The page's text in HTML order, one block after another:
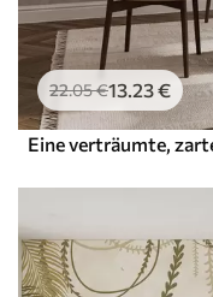
22.05€13.23€